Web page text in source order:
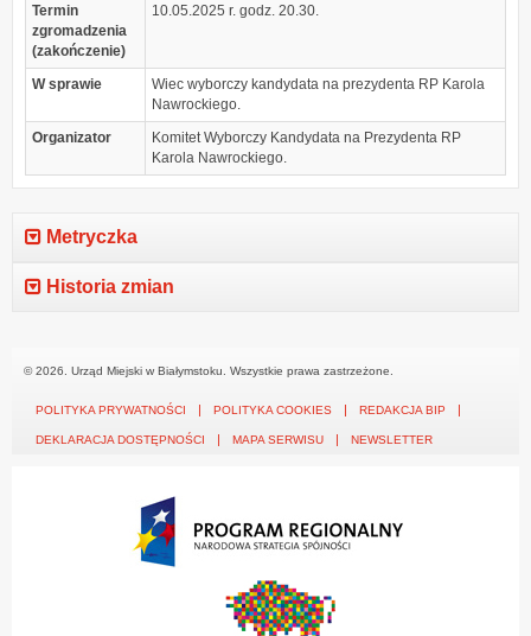
Termin
zgromadzenia
(zakończenie)
10.05.2025 r. godz. 20.30.
W sprawie
Wiec wyborczy kandydata na prezydenta RP Karola
Nawrockiego.
Organizator
Komitet Wyborczy Kandydata na Prezydenta RP
Karola Nawrockiego.
Metryczka
Historia zmian
© 2026. Urząd Miejski w Białymstoku. Wszystkie prawa zastrzeżone.
POLITYKA PRYWATNOŚCI POLITYKA COOKIES REDAKCJA BIP
DEKLARACJA DOSTĘPNOŚCI MAPA SERWISU NEWSLETTER